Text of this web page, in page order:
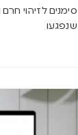
סימנים לזיהוי
שנפגעו